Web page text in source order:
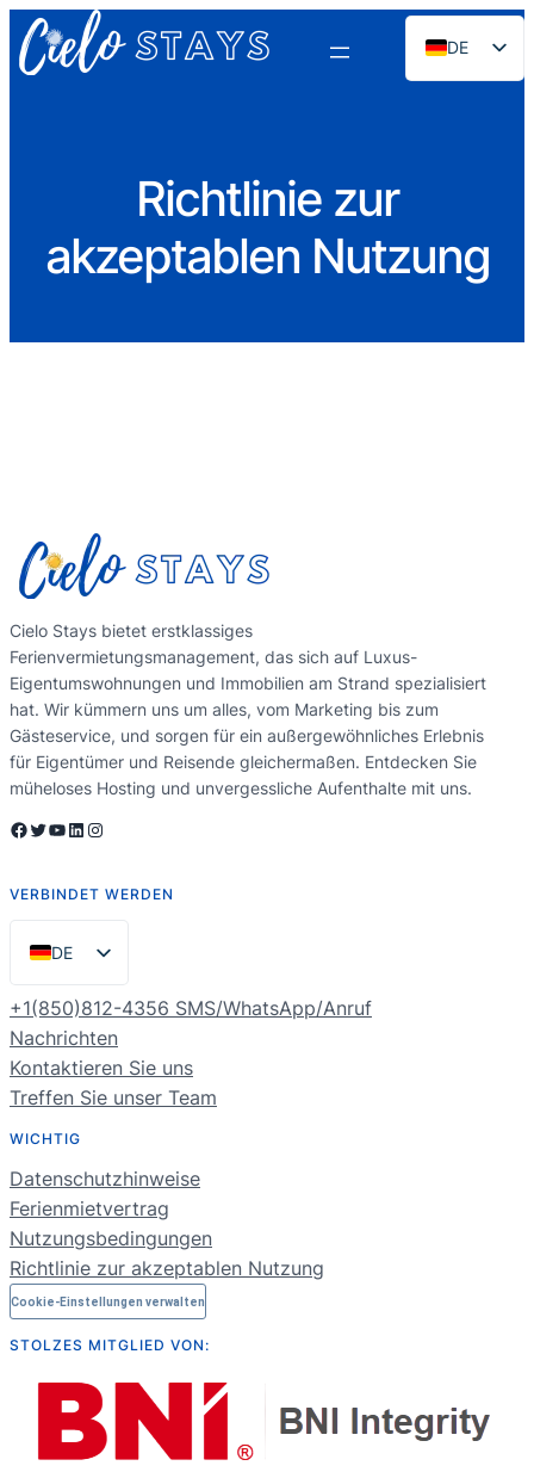
DE
EN
NL
RU
Richtlinie zur
akzeptablen Nutzung
Cielo Stays bietet erstklassiges
Ferienvermietungsmanagement, das sich auf Luxus-
Eigentumswohnungen und Immobilien am Strand spezialisiert
hat. Wir kümmern uns um alles, vom Marketing bis zum
Gästeservice, und sorgen für ein außergewöhnliches Erlebnis
für Eigentümer und Reisende gleichermaßen. Entdecken Sie
müheloses Hosting und unvergessliche Aufenthalte mit uns.
Facebook Twitter YouTube LinkedIn Instagram
VERBINDET WERDEN
DE
EN
ES
PT
FR
NL
RU
+1(850)812-4356 SMS/WhatsApp/Anruf
Nachrichten
Kontaktieren Sie uns
Treffen Sie unser Team
WICHTIG
Datenschutzhinweise
Ferienmietvertrag
Nutzungsbedingungen
Richtlinie zur akzeptablen Nutzung
Cookie-Einstellungen verwalten
STOLZES MITGLIED VON: